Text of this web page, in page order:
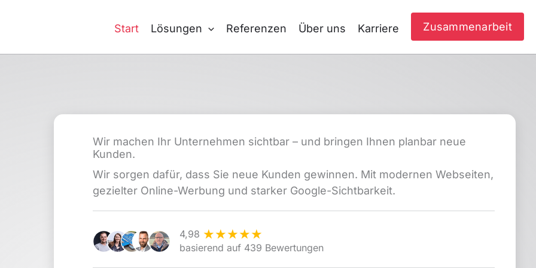
Start Lösungen Referenzen Über uns Karriere Zusammenarbeit
Wir machen Ihr Unternehmen sichtbar – und bringen Ihnen planbar neue
Kunden.
Wir sorgen dafür, dass Sie neue Kunden gewinnen. Mit modernen Webseiten,
gezielter Online-Werbung und starker Google-Sichtbarkeit.
4,98 ★★★★★
basierend auf 439 Bewertungen